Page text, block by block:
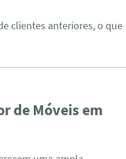
clientes anteriores, o que
de Móveis em